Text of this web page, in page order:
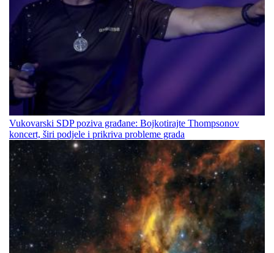
Vukovarski SDP poziva građane: Bojkotirajte Thompsonov
koncert, širi podjele i prikriva probleme grada